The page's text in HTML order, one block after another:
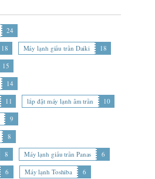
24
18 Máy lạnh giấu trần Daiki
18
15
14
11 lắp đặt máy lạnh âm trần
10
9
8
8 Máy lạnh giấu trần Panas
6
6 Máy lạnh Toshiba
6